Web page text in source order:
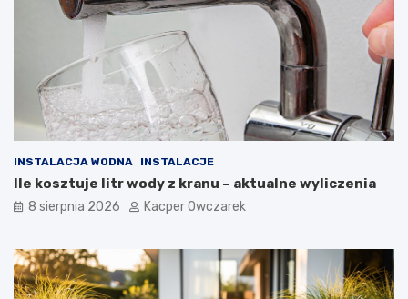
INSTALACJA WODNA INSTALACJE
Ile kosztuje litr wody z kranu – aktualne wyliczenia
8 sierpnia 2026 Kacper Owczarek